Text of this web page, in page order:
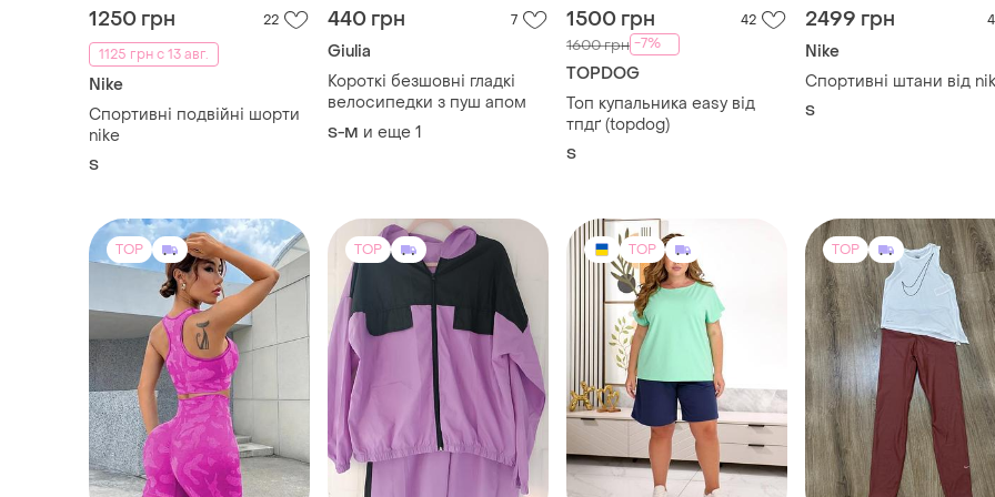
1250 грн
22
1125 грн с 13 авг.
Nike
Спортивні подвійні шорти
nike
S
440 грн 7
Giulia
Короткі безшовні гладкі
велосипедки з пуш апом
S-M и еще 1
1500 грн 42
1600 грн -7%
TOPDOG
Топ купальника easy від
тпдґ (topdog)
S
2499 грн 4
Nike
Спортивні штани від
S
TOP TOP TOP TOP